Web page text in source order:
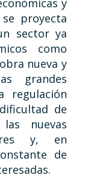
y
proyecta
sector ya
como
nueva y
grandes
regulación
de
nuevas
y, en
de